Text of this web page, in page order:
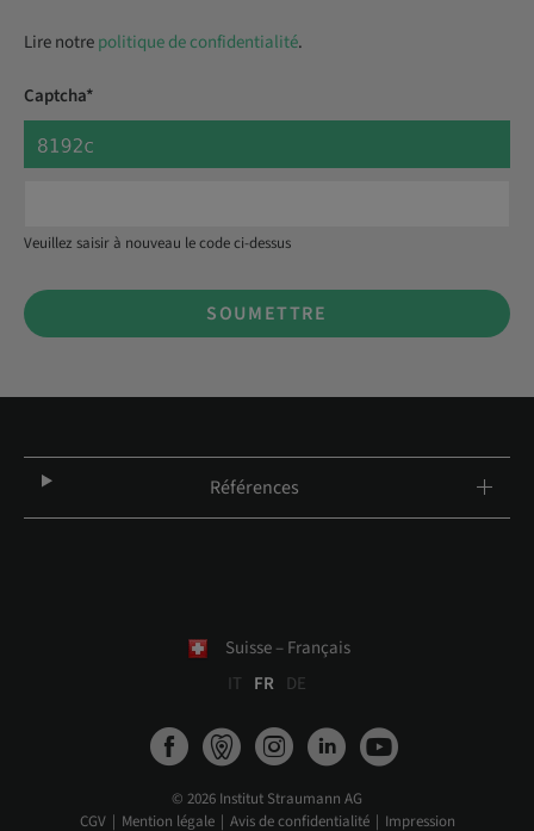
Lire notrepolitique de confidentialité.
Captcha*
Veuillez saisir à nouveau le code ci-dessus
SOUMETTRE
Références
Suisse – Français
IT FR DE
© 2026 Institut Straumann AG
CGV
Mention légale Avis de confidentialité
Impression